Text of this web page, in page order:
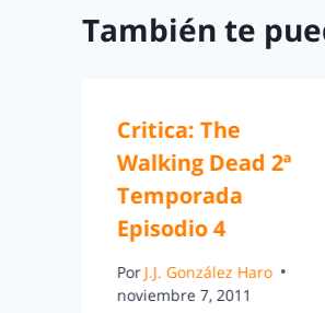
También te
Critica: The
Walking Dead 2ª
Temporada
Episodio 4
PorJ.J. González Haro
noviembre 7, 2011